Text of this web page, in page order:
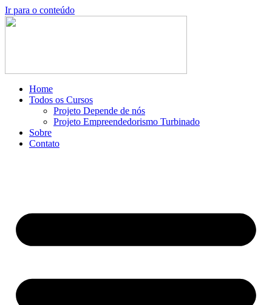
Ir para o conteúdo
Home
Todos os Cursos
Projeto Depende de nós
Projeto Empreendedorismo Turbinado
Sobre
Contato